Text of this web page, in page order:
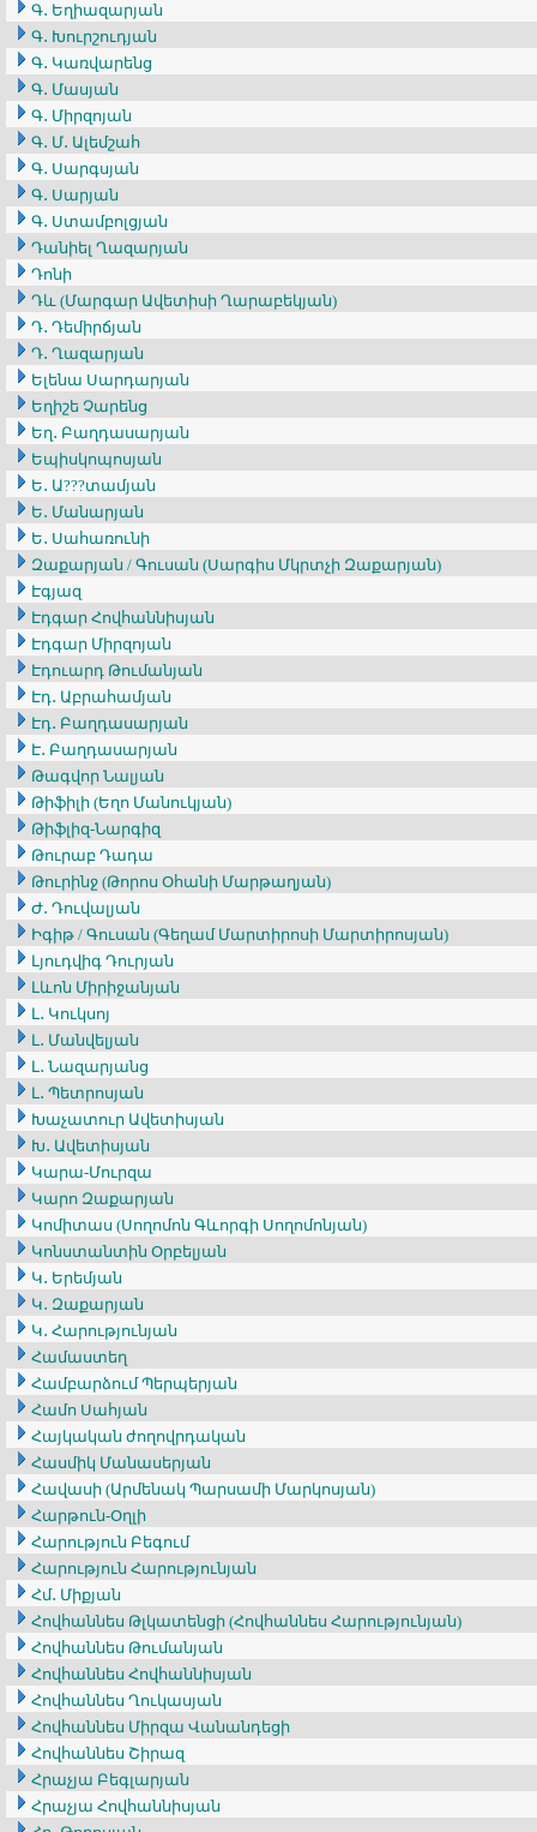
Գ․ Եղիազարյան
Գ․ Խուրշուդյան
Գ․ Կառվարենց
Գ․ Մասյան
Գ․ Միրզոյան
Գ․ Մ․ Ալեմշահ
Գ․ Սարգսյան
Գ․ Սարյան
Գ․ Ստամբոլցյան
Դանիել Ղազարյան
Դոնի
Դև (Մարգար Ավետիսի Ղարաբեկյան)
Դ․ Դեմիրճյան
Դ․ Ղազարյան
Ելենա Սարդարյան
Եղիշե Չարենց
Եղ․ Բաղդասարյան
Եպիսկոպոսյան
Ե․ Ա???տամյան
Ե․ Մանարյան
Ե․ Սահառունի
Զաքարյան / Գուսան (Սարգիս Մկրտչի Զաքարյան)
Էգյազ
Էդգար Հովհաննիսյան
Էդգար Միրզոյան
Էդուարդ Թումանյան
Էդ․ Աբրահամյան
Էդ․ Բաղդասարյան
Է․ Բաղդասարյան
Թագվոր Նալյան
Թիֆիլի (Եղո Մանուկյան)
Թիֆլիզ-Նարգիզ
Թուրաբ Դադա
Թուրինջ (Թորոս Օհանի Մարթաղյան)
Ժ․ Դուվալյան
Իգիթ / Գուսան (Գեղամ Մարտիրոսի Մարտիրոսյան)
Լյուդվիգ Դուրյան
Լևոն Միրիջանյան
Լ․ Կուկսոյ
Լ․ Մանվելյան
Լ․ Նազարյանց
Լ․ Պետրոսյան
Խաչատուր Ավետիսյան
Խ․ Ավետիսյան
Կարա-Մուրզա
Կարո Զաքարյան
Կոմիտաս (Սողոմոն Գևորգի Սողոմոնյան)
Կոնստանտին Օրբելյան
Կ․ Երեմյան
Կ․ Զաքարյան
Կ․ Հարությունյան
Համաստեղ
Համբարձում Պերպերյան
Համո Սահյան
Հայկական ժողովրդական
Հասմիկ Մանասերյան
Հավասի (Արմենակ Պարսամի Մարկոսյան)
Հարթուն-Օղլի
Հարություն Բեգում
Հարություն Հարությունյան
Հմ․ Միքյան
Հովհաննես Թլկատենցի (Հովհաննես Հարությունյան)
Հովհաննես Թումանյան
Հովհաննես Հովհաննիսյան
Հովհաննես Ղուկասյան
Հովհաննես Միրզա Վանանդեցի
Հովհաննես Շիրազ
Հրաչյա Բեգլարյան
Հրաչյա Հովհաննիսյան